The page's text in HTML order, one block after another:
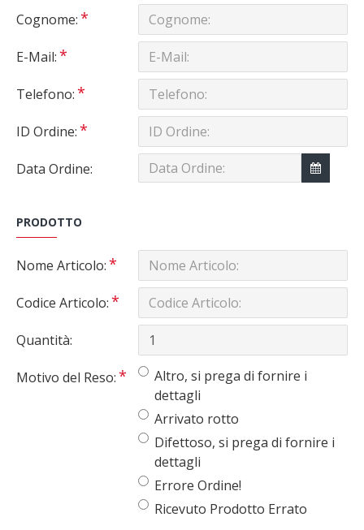
Cognome:
E-Mail:
Telefono:
ID Ordine:
Data Ordine:
PRODOTTO
Nome Articolo:
Codice Articolo:
Quantità:
Motivo del Reso:
Altro, si prega di fornire i
dettagli
Arrivato rotto
Difettoso, si prega di fornire i
dettagli
Errore Ordine!
Ricevuto Prodotto Errato